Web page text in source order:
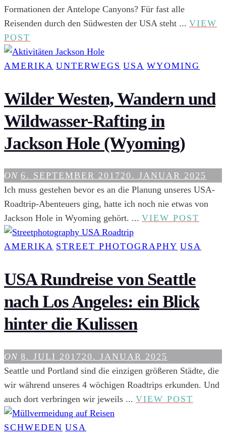
Formationen der Antelope Canyons? Für fast alle
Reisenden durch den Südwesten der USA steht ... VIEW
POST
IM
UNBEKANNTEREN
CANYON
X
AMERIKA UNTERWEGS USA WYOMING
Wilder Westen, Wandern und
Wildwasser-Rafting in
Jackson Hole (Wyoming)
ON 6. SEPTEMBER 201720. JANUAR 2025
Ich muss gestehen bevor es an die Planung unseres USA-
Roadtrip-Abenteuers ging, hatte ich noch nie etwas von
Jackson Hole in Wyoming gehört. ... VIEW POST
IN
AMERIKA STREET PHOTOGRAPHY USA
USA Rundreise von Seattle
nach Los Angeles: ein Blick
hinter die Kulissen
ON 8. JULI 201720. JANUAR 2025
Seattle und Portland sind die einzigen größeren Städte, die
wir während unseres 4 wöchigen Roadtrips erkunden. Und
auch dort verbringen wir jeweils ... VIEW POST
SCHWEDEN USA